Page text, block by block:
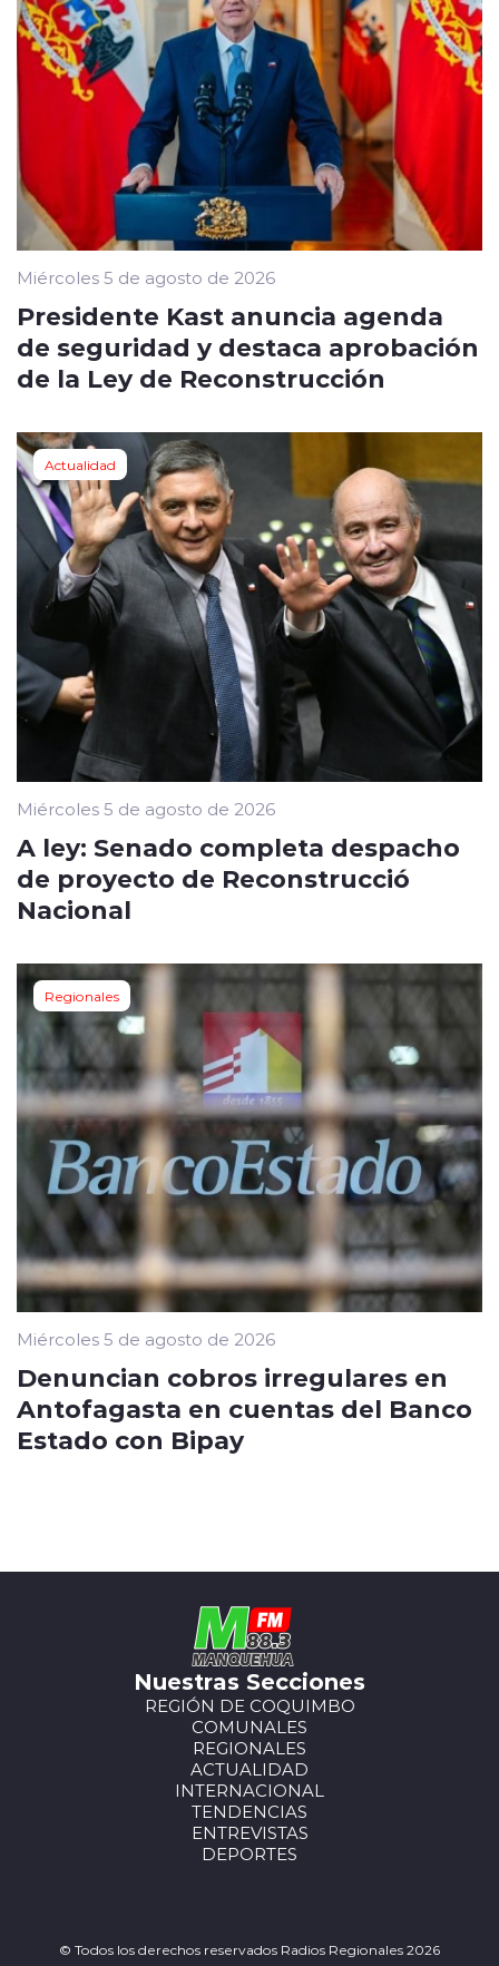
Miércoles 5 de agosto de 2026
Presidente Kast anuncia agenda
de seguridad y destaca aprobación
de la Ley de Reconstrucción
Actualidad
Miércoles 5 de agosto de 2026
A ley: Senado completa despacho
de proyecto de Reconstrucció
Nacional
Regionales
Miércoles 5 de agosto de 2026
Denuncian cobros irregulares en
Antofagasta en cuentas del Banco
Estado con Bipay
Nuestras Secciones
REGIÓN DE COQUIMBO
COMUNALES
REGIONALES
ACTUALIDAD
INTERNACIONAL
TENDENCIAS
ENTREVISTAS
DEPORTES
© Todos los derechos reservados Radios Regionales 2026